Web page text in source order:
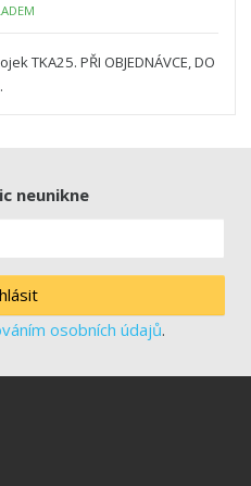
TKA25. PŘI OBJEDNÁVCE, DO
neunikne
osobních údajů.